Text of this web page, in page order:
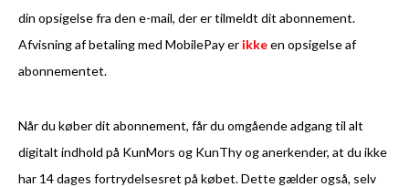
din opsigelse fra den e-mail, der er tilmeldt dit abonnement.
Afvisning af betaling med MobilePay er ikkeen opsigelse af
abonnementet.
Når du køber dit abonnement, får du omgående adgang til alt
digitalt indhold på KunMors og KunThy og anerkender, at du ikke
har 14 dages fortrydelsesret på købet. Dette gælder også, selv